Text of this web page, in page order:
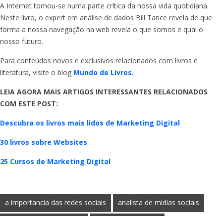
A Internet tornou-se numa parte crítica da nossa vida quotidiana.
Neste livro, o expert em análise de dados Bill Tance revela de que
forma a nossa navegação na web revela o que somos e qual o
nosso futuro.
Para conteúdos novos e exclusivos relacionados com livros e
literatura, visite o blog Mundo de Livros.
LEIA AGORA MAIS ARTIGOS INTERESSANTES RELACIONADOS
COM ESTE POST:
Descubra os livros mais lidos de Marketing Digital
30 livros sobre Websites
25 Cursos de Marketing Digital
a importancia das redes sociais analista de midias sociais